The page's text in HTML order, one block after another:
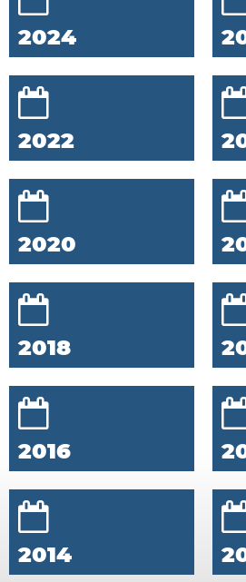
2024
2022
2020
2018
2016
2014